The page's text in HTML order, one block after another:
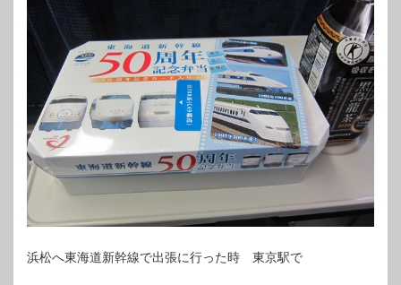
浜松へ東海道新幹線で出張に行った時 東京駅で